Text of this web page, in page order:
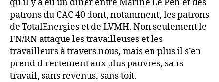
qu’il y a eu un dîner entre Marine Le Pen et des
patrons du CAC 40 dont, notamment, les patrons
de TotalEnergies et de LVMH. Non seulement le
FN/RN attaque les travailleuses et les
travailleurs à travers nous, mais en plus il s’en
prend directement aux plus pauvres, sans
travail, sans revenus, sans toit.